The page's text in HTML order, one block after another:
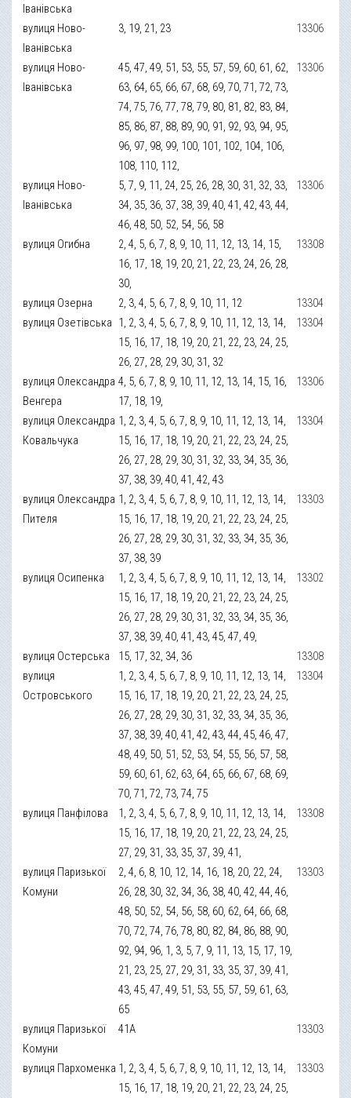
Іванівська
вулиця Ново-
Іванівська
3, 19, 21, 23 13306
вулиця Ново-
Іванівська
45, 47, 49, 51, 53, 55, 57, 59, 60, 61, 62,
63, 64, 65, 66, 67, 68, 69, 70, 71, 72, 73,
74, 75, 76, 77, 78, 79, 80, 81, 82, 83, 84,
85, 86, 87, 88, 89, 90, 91, 92, 93, 94, 95,
96, 97, 98, 99, 100, 101, 102, 104, 106,
108, 110, 112,
13306
вулиця Ново-
Іванівська
5, 7, 9, 11, 24, 25, 26, 28, 30, 31, 32, 33,
34, 35, 36, 37, 38, 39, 40, 41, 42, 43, 44,
46, 48, 50, 52, 54, 56, 58
13306
вулиця Огибна
2, 4, 5, 6, 7, 8, 9, 10, 11, 12, 13, 14, 15,
16, 17, 18, 19, 20, 21, 22, 23, 24, 26, 28,
30,
13308
вулиця Озерна 2, 3, 4, 5, 6, 7, 8, 9, 10, 11, 12
13304
вулиця Озетівська 1, 2, 3, 4, 5, 6, 7, 8, 9, 10, 11, 12, 13, 14,
15, 16, 17, 18, 19, 20, 21, 22, 23, 24, 25,
26, 27, 28, 29, 30, 31, 32
13304
вулиця Олександра
Венгера
4, 5, 6, 7, 8, 9, 10, 11, 12, 13, 14, 15, 16,
17, 18, 19,
13306
вулиця Олександра
Ковальчука
1, 2, 3, 4, 5, 6, 7, 8, 9, 10, 11, 12, 13, 14,
15, 16, 17, 18, 19, 20, 21, 22, 23, 24, 25,
26, 27, 28, 29, 30, 31, 32, 33, 34, 35, 36,
37, 38, 39, 40, 41, 42, 43
13304
вулиця Олександра
Пителя
1, 2, 3, 4, 5, 6, 7, 8, 9, 10, 11, 12, 13, 14,
15, 16, 17, 18, 19, 20, 21, 22, 23, 24, 25,
26, 27, 28, 29, 30, 31, 32, 33, 34, 35, 36,
37, 38, 39
13303
вулиця Осипенка
1, 2, 3, 4, 5, 6, 7, 8, 9, 10, 11, 12, 13, 14,
15, 16, 17, 18, 19, 20, 21, 22, 23, 24, 25,
26, 27, 28, 29, 30, 31, 32, 33, 34, 35, 36,
37, 38, 39, 40, 41, 43, 45, 47, 49,
13302
вулиця Остерська 15, 17, 32, 34, 36
13308
вулиця
Островського
1, 2, 3, 4, 5, 6, 7, 8, 9, 10, 11, 12, 13, 14,
15, 16, 17, 18, 19, 20, 21, 22, 23, 24, 25,
26, 27, 28, 29, 30, 31, 32, 33, 34, 35, 36,
37, 38, 39, 40, 41, 42, 43, 44, 45, 46, 47,
48, 49, 50, 51, 52, 53, 54, 55, 56, 57, 58,
59, 60, 61, 62, 63, 64, 65, 66, 67, 68, 69,
70, 71, 72, 73, 74, 75
13304
вулиця Панфілова
1, 2, 3, 4, 5, 6, 7, 8, 9, 10, 11, 12, 13, 14,
15, 16, 17, 18, 19, 20, 21, 22, 23, 24, 25,
27, 29, 31, 33, 35, 37, 39, 41,
13308
вулиця Паризької
Комуни
2, 4, 6, 8, 10, 12, 14, 16, 18, 20, 22, 24,
26, 28, 30, 32, 34, 36, 38, 40, 42, 44, 46,
48, 50, 52, 54, 56, 58, 60, 62, 64, 66, 68,
70, 72, 74, 76, 78, 80, 82, 84, 86, 88, 90,
92, 94, 96, 1, 3, 5, 7, 9, 11, 13, 15, 17, 19,
21, 23, 25, 27, 29, 31, 33, 35, 37, 39, 41,
43, 45, 47, 49, 51, 53, 55, 57, 59, 61, 63,
65
13303
вулиця Паризької
Комуни
41А 13303
вулиця Пархоменка 1, 2, 3, 4, 5, 6, 7, 8, 9, 10, 11, 12, 13, 14,
15, 16, 17, 18, 19, 20, 21, 22, 23, 24, 25,
13303